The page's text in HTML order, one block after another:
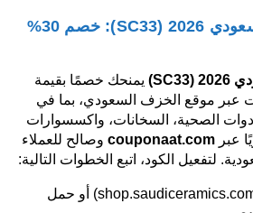
كود خصم الخزف السعودي 2026 (SC33): خصم 30%
(SC33)
يمنحك خصمًا بقيمة
عبر موقع الخزف السعودي، بما في
الصحية، السخانات، واكسسوارات
عبر couponaat.com وصالح للعملاء
لتفعيل الكود، اتبع الخطوات التالية:
زر الموقع الرسمي (shop.saudiceramics.com) أو حمل